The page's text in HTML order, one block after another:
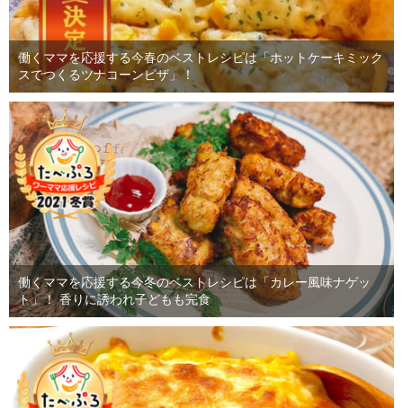
働くママを応援する今春のベストレシピは「ホットケーキミック
スでつくるツナコーンピザ」！
働くママを応援する今冬のベストレシピは「カレー風味ナゲッ
ト」！ 香りに誘われ子どもも完食